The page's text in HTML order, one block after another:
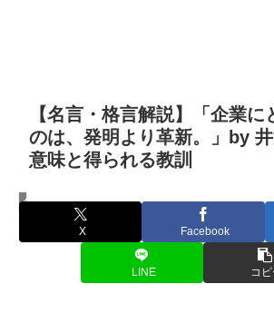
【名言・格言解説】「企業に
のは、発明より革新。」by
意味と得られる教訓
名言・格言
X Facebook
LINE コピ